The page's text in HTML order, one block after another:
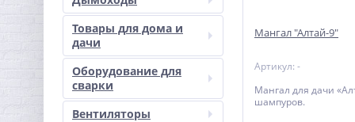
Товары для дома и
дачи
Оборудование для
сварки
Вентиляторы
Мангал "Алтай-9"
Артикул: -
Мангал для дачи
шампуров.